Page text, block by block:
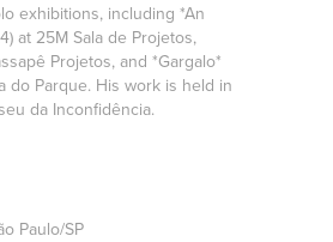
exhibitions, including *An
at 25M Sala de Projetos,
Projetos, and *Gargalo*
do Parque. His work is held in
da Inconfidência.
Paulo/SP